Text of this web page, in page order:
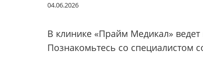
04.06.2026
В клинике «Прайм Медикал»
Познакомьтесь со специалистом